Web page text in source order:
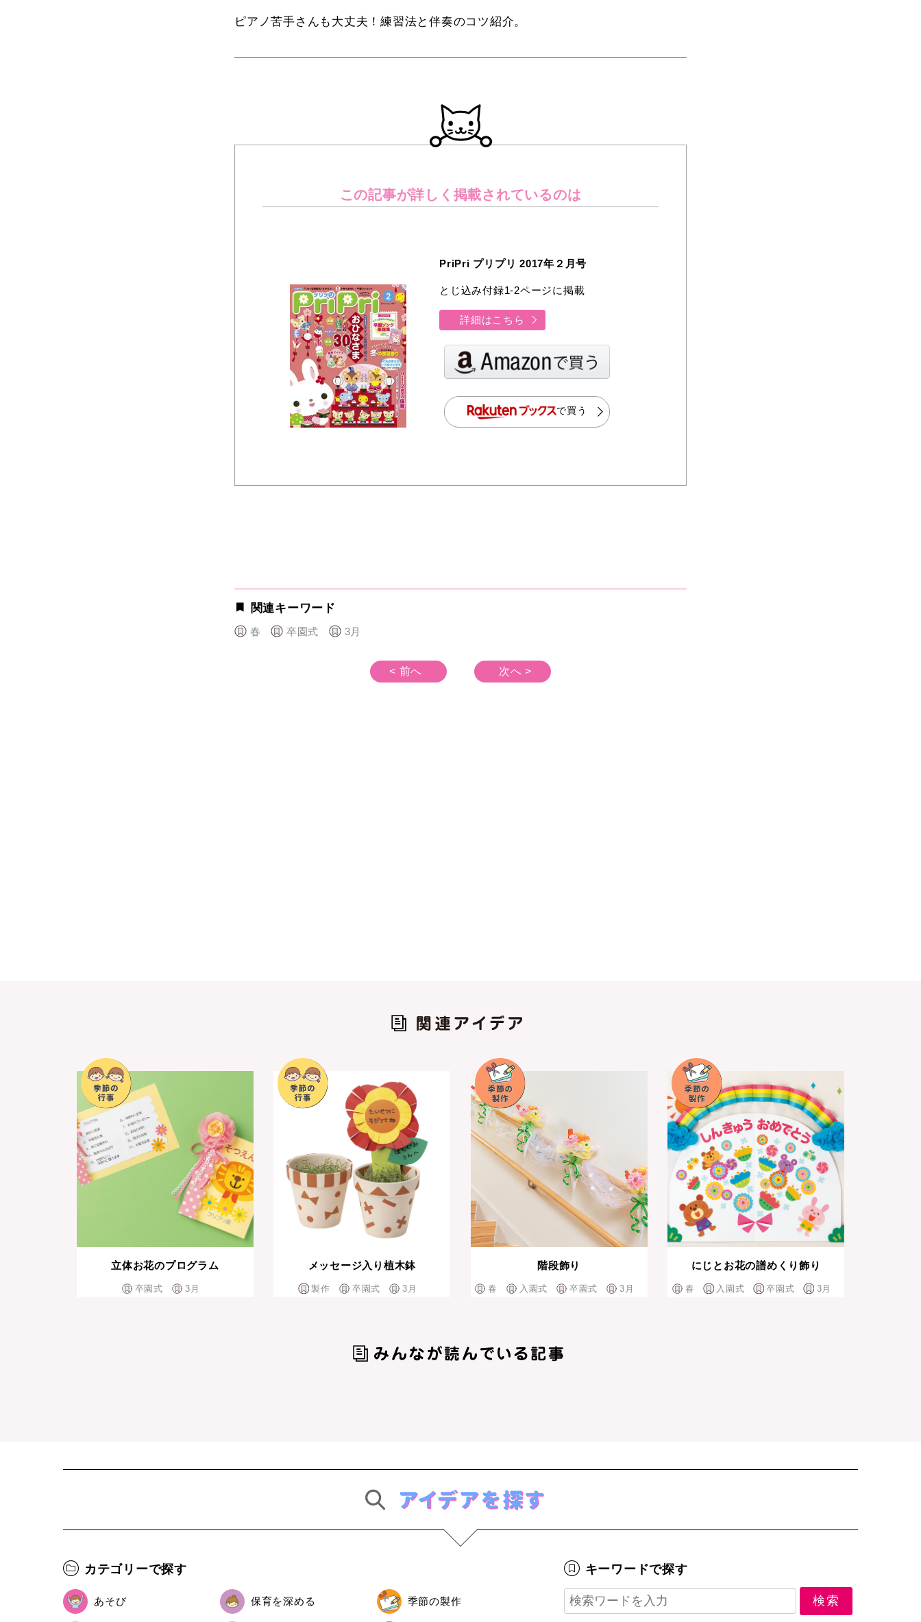
ピアノ苦手さんも大丈夫！練習法と伴奏のコツ紹介。
この記事が詳しく 掲載されているのは
PriPri プリプリ 2017年２月号
とじ込み付録1-2ページに掲載
詳細はこちら
で買う
関連キーワード
春 卒園式 3月
< 前へ 次へ >
立体お花のプログラム
卒園式 3月
メッセージ入り植木鉢
製作 卒園式 3月
階段飾り
春 入園式 卒園式 3月
にじとお花の譜めくり飾り
春 入園式 卒園式 3月
カテゴリーで探す
あそび 保育を深める 季節の製作
キーワードで探す